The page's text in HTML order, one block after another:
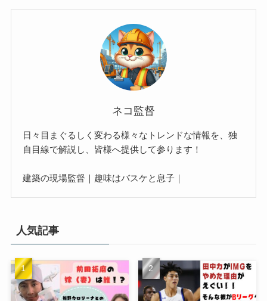
ネコ監督
日々目まぐるしく変わる様々なトレンドな情報を、独
自目線で解説し、皆様へ提供して参ります！
建築の現場監督｜趣味はバスケと息子｜
人気記事